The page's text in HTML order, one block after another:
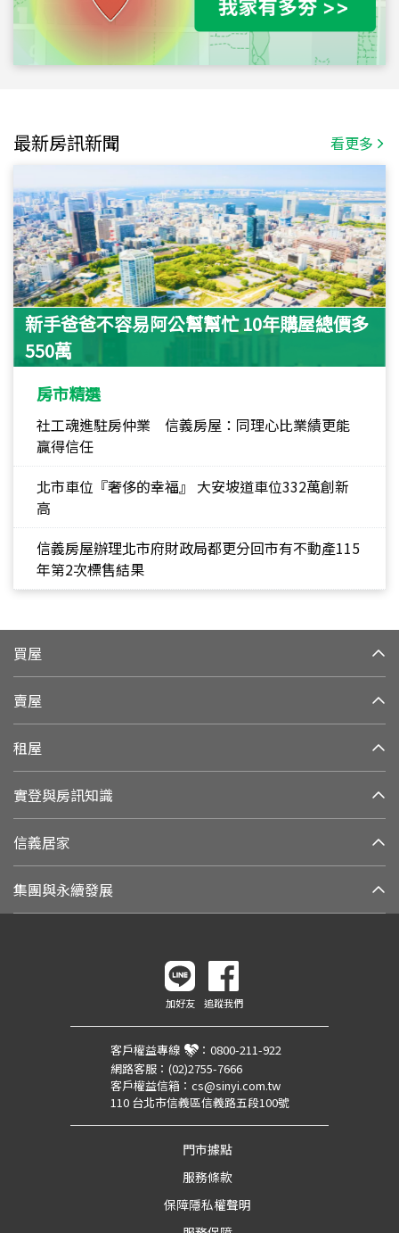
最新房訊新聞 看更多
新手爸爸不容易阿公幫幫忙 10年購屋總價多
550萬
房市精選
社工魂進駐房仲業 信義房屋：同理心比業績更能
贏得信任
北市車位『奢侈的幸福』 大安坡道車位332萬創新
高
信義房屋辦理北市府財政局都更分回市有不動產115
年第2次標售結果
買屋
賣屋
租屋
實登與房訊知識
信義居家
集團與永續發展
加好友 追蹤我們
客戶權益專線 ： 0800-211-922
網路客服： (02)2755-7666
客戶權益信箱： cs@sinyi.com.tw
110 台北市信義區信義路五段100號
門市據點
服務條款
保障隱私權聲明